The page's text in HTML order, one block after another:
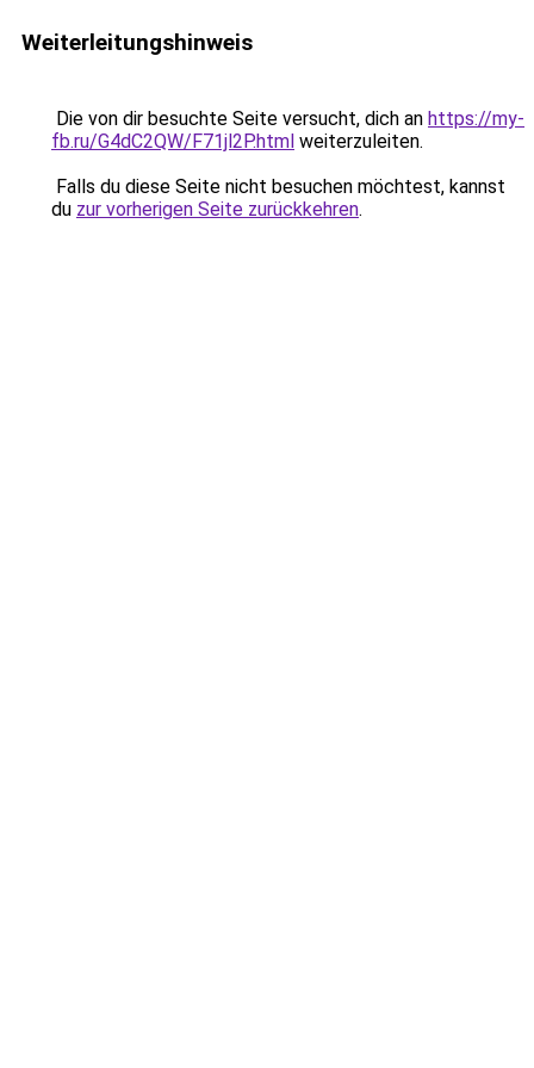
Weiterleitungshinweis
Die von dir besuchte Seite versucht, dich an https://my-
fb.ru/G4dC2QW/F71jl2P.html weiterzuleiten.
Falls du diese Seite nicht besuchen möchtest, kannst
du zur vorherigen Seite zurückkehren.